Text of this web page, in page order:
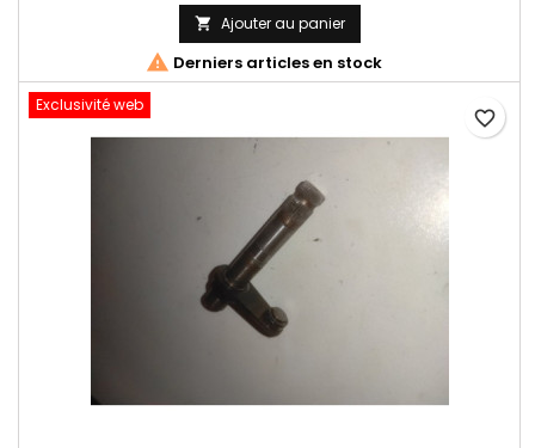
 Ajouter au panier
 Derniers articles en stock
Exclusivité web
favorite_border